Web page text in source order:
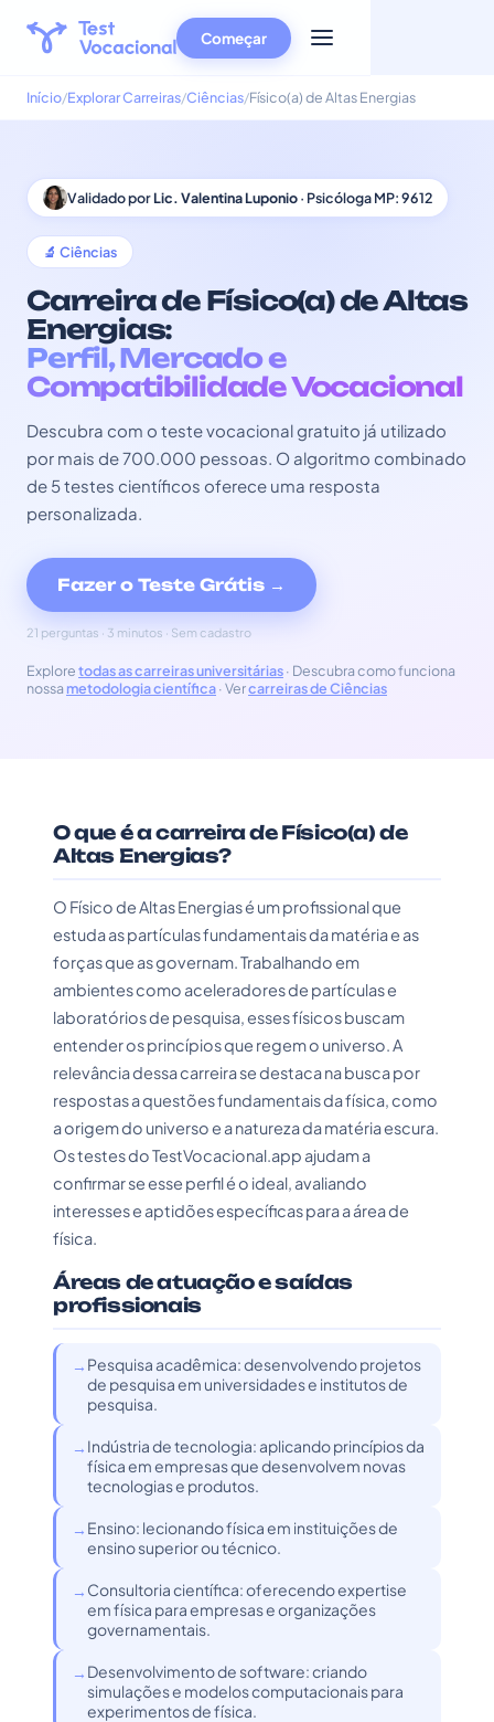
Começar
Início Explorar Carreiras Ciências Físico(a) de Altas Energias
Validado porLic. Valentina Luponio· Psicóloga MP: 9612
🔬 Ciências
Carreira de Físico(a) de Altas
Energias:
Perfil, Mercado e
Compatibilidade Vocacional
Descubra com o teste vocacional gratuito já utilizado
por mais de 700.000 pessoas. O algoritmo combinado
de 5 testes científicos oferece uma resposta
personalizada.
Fazer o Teste Grátis →
21 perguntas · 3 minutos · Sem cadastro
Exploretodas as carreiras universitárias· Descubra como funciona
nossa metodologia científica· Vercarreiras de Ciências
O que é a carreira de Físico(a) de
Altas Energias?
O Físico de Altas Energias é um profissional que
estuda as partículas fundamentais da matéria e as
forças que as governam. Trabalhando em
ambientes como aceleradores de partículas e
laboratórios de pesquisa, esses físicos buscam
entender os princípios que regem o universo. A
relevância dessa carreira se destaca na busca por
respostas a questões fundamentais da física, como
a origem do universo e a natureza da matéria escura.
Os testes do TestVocacional.app ajudam a
confirmar se esse perfil é o ideal, avaliando
interesses e aptidões específicas para a área de
física.
Áreas de atuação e saídas
profissionais
Pesquisa acadêmica: desenvolvendo projetos
de pesquisa em universidades e institutos de
pesquisa.
Indústria de tecnologia: aplicando princípios da
física em empresas que desenvolvem novas
tecnologias e produtos.
Ensino: lecionando física em instituições de
ensino superior ou técnico.
Consultoria científica: oferecendo expertise
em física para empresas e organizações
governamentais.
Desenvolvimento de software: criando
simulações e modelos computacionais para
experimentos de física.